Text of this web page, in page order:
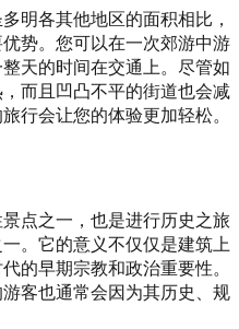
明各其他地区的面积相比，
势。您可以在一次郊游中游
天的时间在交通上。尽管如
而且凹凸不平的街道也会减
行会让您的体验更加轻松。
点之一，也是进行历史之旅
。它的意义不仅仅是建筑上
的早期宗教和政治重要性。
客也通常会因为其历史、规